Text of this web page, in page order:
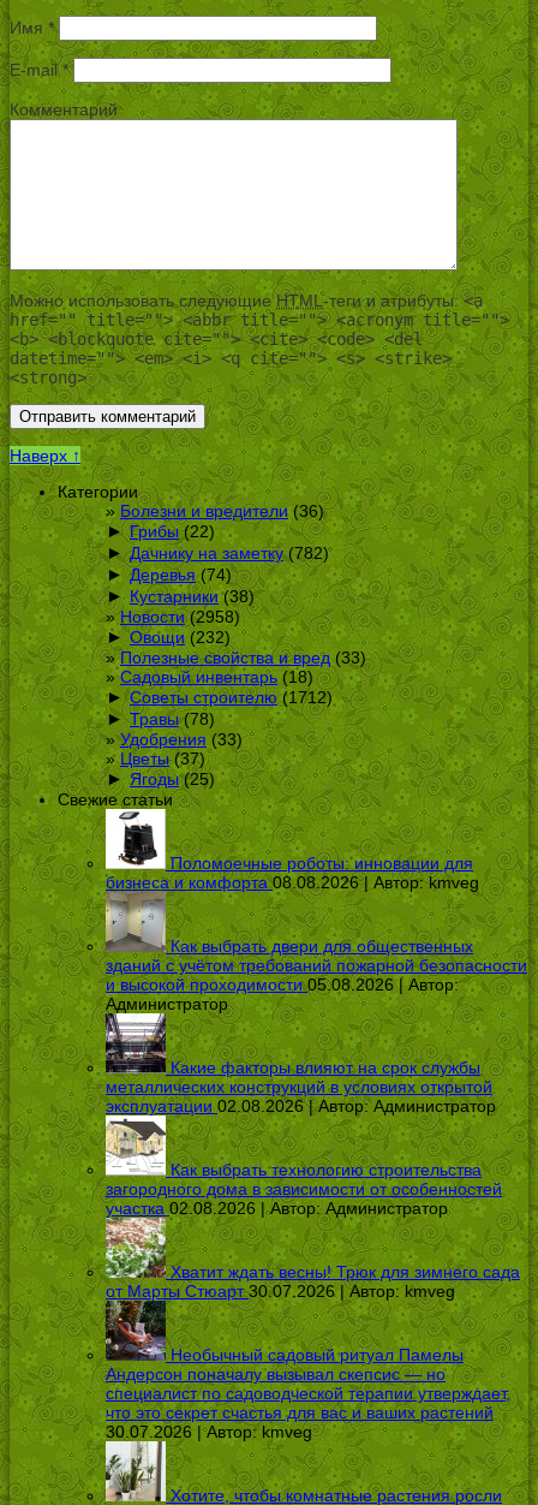
Имя *
E-mail*
Комментарий
Можно использовать следующиеHTML-теги и атрибуты:<a
href="" title=""> <abbr title=""> <acronym title="">
<b> <blockquote cite=""> <cite> <code> <del
datetime=""> <em> <i> <q cite=""> <s> <strike>
<strong>
Наверх ↑
Категории
Болезни и вредители(36)
► Грибы(22)
► Дачнику на заметку(782)
► Деревья (74)
► Кустарники(38)
Новости(2958)
► Овощи(232)
Полезные свойства и вред(33)
Садовый инвентарь (18)
► Советы строителю (1712)
► Травы(78)
Удобрения (33)
Цветы(37)
► Ягоды(25)
Свежие статьи
Поломоечные роботы: инновации для
бизнеса и комфорта 08.08.2026 | Автор:kmveg
Как выбрать двери для общественных
зданий с учётом требований пожарной безопасности
и высокой проходимости 05.08.2026 | Автор:
Администратор
Какие факторы влияют на срок службы
металлических конструкций в условиях открытой
эксплуатации 02.08.2026 | Автор:Администратор
Как выбрать технологию строительства
загородного дома в зависимости от особенностей
участка 02.08.2026 | Автор: Администратор
Хватит ждать весны! Трюк для зимнего сада
от Марты Стюарт 30.07.2026 | Автор: kmveg
Необычный садовый ритуал Памелы
Андерсон поначалу вызывал скепсис — но
специалист по садоводческой терапии утверждает,
что это секрет счастья для вас и ваших растений
30.07.2026 | Автор: kmveg
Хотите, чтобы комнатные растения росли